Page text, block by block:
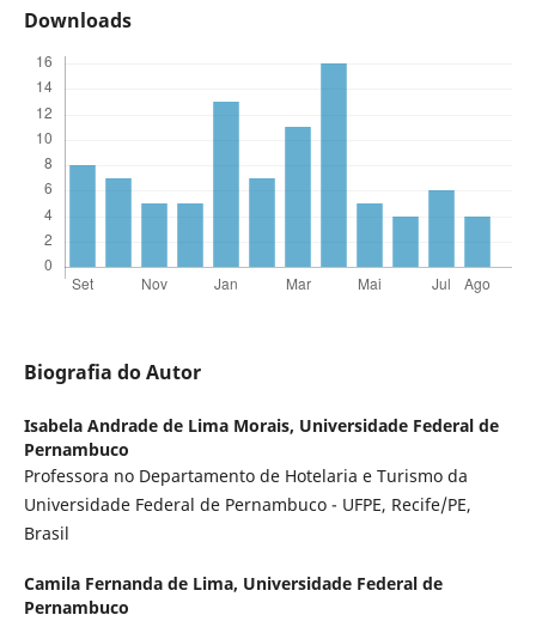
Downloads
Biografia do Autor
Isabela Andrade de Lima Morais, Universidade Federal de
Pernambuco
Professora no Departamento de Hotelaria e Turismo da
Universidade Federal de Pernambuco - UFPE, Recife/PE,
Brasil
Camila Fernanda de Lima, Universidade Federal de
Pernambuco